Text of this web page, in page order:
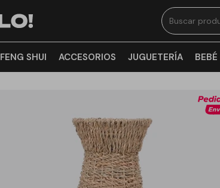
FENG SHUI ACCESORIOS JUGUETERÍA BEBÉ